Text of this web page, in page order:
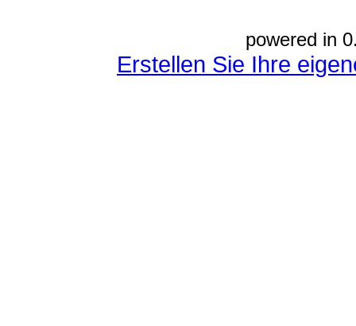
powered in
Erstellen Sie Ihre